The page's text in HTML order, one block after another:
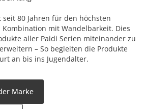
seit 80 Jahren für den höchsten
mit Wandelbarkeit. Dies
aller Paidi Serien miteinander zu
– So begleiten die Produkte
an bis ins Jugendalter.
Marke